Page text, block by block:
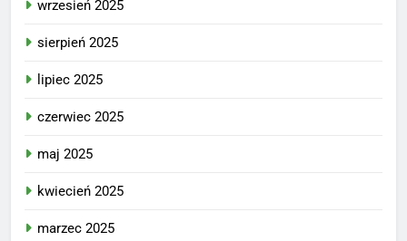
wrzesień 2025
sierpień 2025
lipiec 2025
czerwiec 2025
maj 2025
kwiecień 2025
marzec 2025